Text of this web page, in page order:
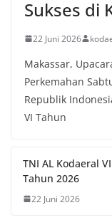
Sukses di
22 Juni 2026
Makassar,
Perkemahan
Republik
VI Tahun
TNI AL Kodaeral
Tahun 2026
22 Juni 2026